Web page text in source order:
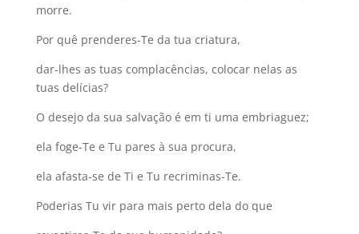
morre.
Por quê prenderes-Te da tua criatura,
dar-lhes as tuas complacências, colocar nelas as
tuas delícias?
O desejo da sua salvação é em ti uma embriaguez;
ela foge-Te e Tu pares à sua procura,
ela afasta-se de Ti e Tu recriminas-Te.
Poderias Tu vir para mais perto dela do que